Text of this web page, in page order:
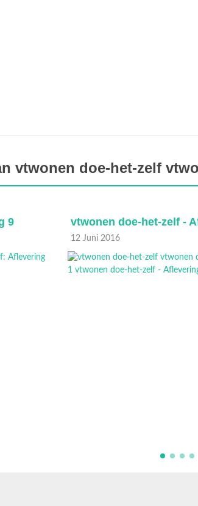
vtwonen doe-het-zelf
9 vtwonen doe-het-zelf -
12 Juni 2016